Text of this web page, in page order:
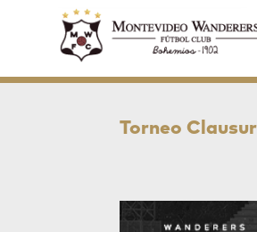
Torneo